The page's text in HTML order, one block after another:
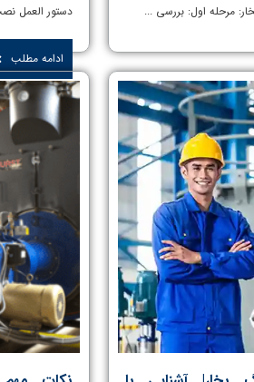
دستور العمل
ادامه مطلب